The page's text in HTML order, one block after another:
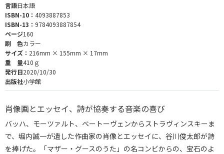
言語日本語
ISBN-10： 4093887853
ISBN-13： 9784093887854
ページ160
刷 色カラー
サイズ： 216mm × 155mm × 17mm
重 量410ｇ
発行日2020/10/30
出版社小学館
肖像画とエッセイ、詩が協奏する音楽の喜び
バッハ、モーツァルト、ベートーヴェンからストラヴィンスキーま
で、堀内誠一が遺した作曲家の肖像とエッセイに、谷川俊太郎が詩
を捧げた。「マザー・グースのうた」の名コンビからの、宝石のよ